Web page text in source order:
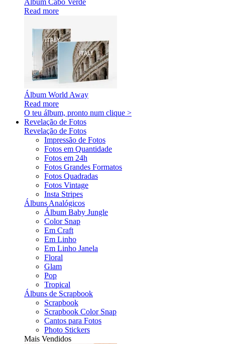
Read more
Álbum World Away
Read more
O teu álbum, pronto num clique >
Revelação de Fotos
Revelação de Fotos
Impressão de Fotos
Fotos em Quantidade
Fotos em 24h
Fotos Grandes Formatos
Fotos Quadradas
Fotos Vintage
Insta Stripes
Álbuns Analógicos
Álbum Baby Jungle
Color Snap
Em Craft
Em Linho
Em Linho Janela
Floral
Glam
Pop
Tropical
Álbuns de Scrapbook
Scrapbook
Scrapbook Color Snap
Cantos para Fotos
Photo Stickers
Mais Vendidos